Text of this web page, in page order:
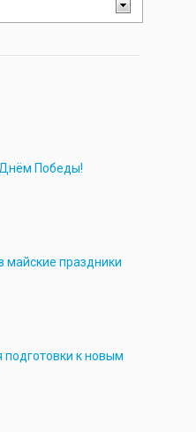
Победы!
майские праздники
к новым